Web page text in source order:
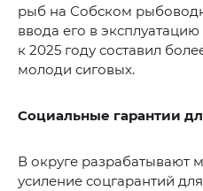
рыб на Собском
ввода его в
к 2025 году составил
молоди сиговых.
Социальные гарантии
В округе разрабатывают
усиление соцгарантий